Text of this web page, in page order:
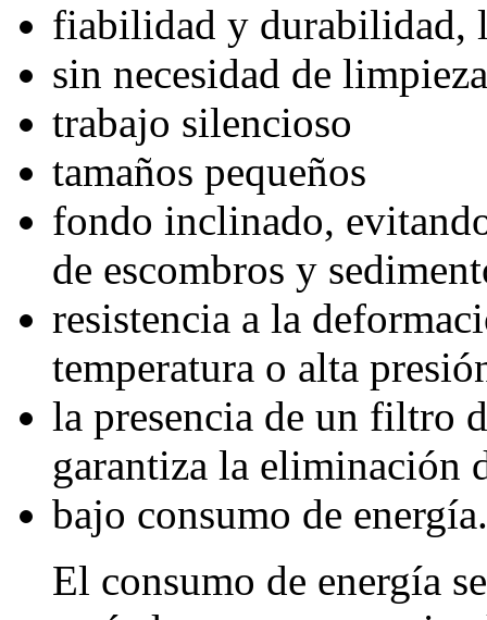
fiabilidad y durabilidad,
sin necesidad de
trabajo silencioso
tamaños pequeños
fondo inclinado,
de escombros y
resistencia a la
temperatura o alta
la presencia de un filtro
garantiza la eliminación
bajo consumo de energía.
El consumo de energía